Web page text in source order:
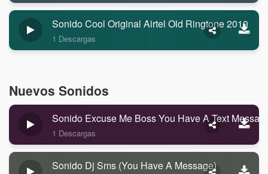
Sonido Cool Original Airtel Old Ringtone 2010
1 Descargas
Nuevos Sonidos
Sonido Excuse Me Boss You Have A Text
1 Descargas
Sonido Dj Sms (you Have A Message)